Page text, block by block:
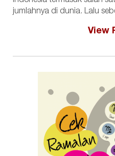
jumlahnya di dunia. Lalu
View